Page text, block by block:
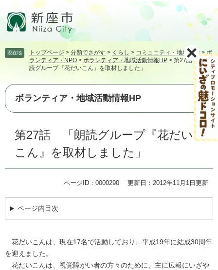
頭飛
て
文
現在地 トップページ > 分類でさがす > くらし > コミュニティ・地域活動 >ボ
ランティア・NPO > ボランティア・地域活動情報HP > 第27話 「朗
読グループ『花だいこん』を取材しました」
ボランティア・地域活動情報HP
第27話 「朗読グループ『花だい
こん』を取材しました」
ページID：0000290 更新日：2012年11月1日更新
ページ内目次
花だいこんは、現在17名で活動しており、平成19年に結成30周年
を迎えました。
花だいこんは、視覚障がい者の方々のために、主に広報にいざや